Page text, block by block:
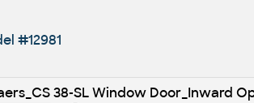
#12981
38-SL Window Door_Inward